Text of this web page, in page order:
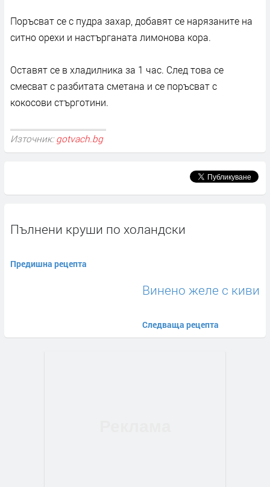
Поръсват се с пудра захар, добавят се нарязаните на
ситно орехи и настърганата лимонова кора.
Оставят се в хладилника за 1 час. След това се
смесват с разбитата сметана и се поръсват с
кокосови стърготини.
Източник: gotvach.bg
Пълнени круши по холандски
Предишна рецепта
Винено желе с киви
Следваща рецепта